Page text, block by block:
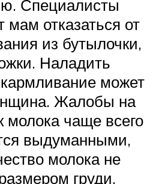
Специалисты
мам отказаться от
из бутылочки,
Наладить
может
Жалобы на
молока чаще всего
выдуманными,
молока не
груди,